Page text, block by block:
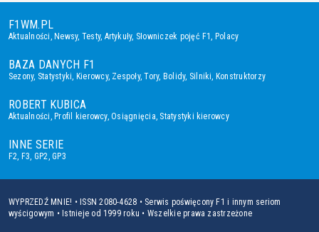
F1WM.PL
Aktualności,Newsy, Testy, Artykuły, Słowniczek pojęć F1, Polacy
BAZA DANYCH F1
Sezony, Statystyki, Kierowcy, Zespoły,Tory, Bolidy, Silniki, Konstruktorzy
ROBERT KUBICA
Aktualności,Profil kierowcy,Osiągnięcia, Statystyki kierowcy
INNE SERIE
F2, F3, GP2,GP3
WYPRZEDŹ MNIE! • ISSN 2080-4628 • Serwis poświęcony F1 i innym seriom
wyścigowym • Istnieje od 1999 roku • Wszelkie prawa zastrzeżone